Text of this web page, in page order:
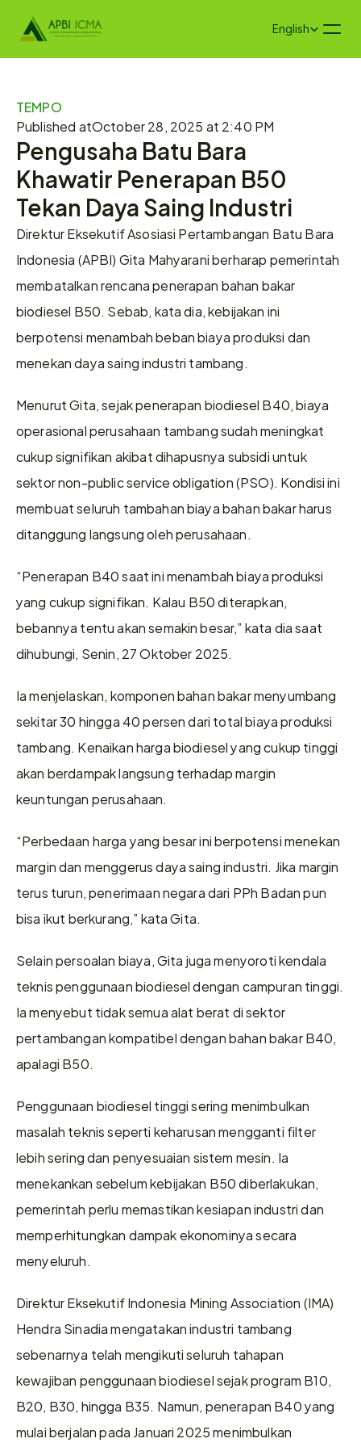
Select Language
English
TEMPO
Published atOctober 28, 2025 at 2:40 PM
Pengusaha Batu Bara
Khawatir Penerapan B50
Tekan Daya Saing Industri
Direktur Eksekutif Asosiasi Pertambangan Batu Bara
Indonesia (APBI) Gita Mahyarani berharap pemerintah
membatalkan rencana penerapan bahan bakar
biodiesel B50. Sebab, kata dia, kebijakan ini
berpotensi menambah beban biaya produksi dan
menekan daya saing industri tambang.
Menurut Gita, sejak penerapan biodiesel B40, biaya
operasional perusahaan tambang sudah meningkat
cukup signifikan akibat dihapusnya subsidi untuk
sektor non-public service obligation (PSO). Kondisi ini
membuat seluruh tambahan biaya bahan bakar harus
ditanggung langsung oleh perusahaan.
“Penerapan B40 saat ini menambah biaya produksi
yang cukup signifikan. Kalau B50 diterapkan,
bebannya tentu akan semakin besar,” kata dia saat
dihubungi, Senin, 27 Oktober 2025.
Ia menjelaskan, komponen bahan bakar menyumbang
sekitar 30 hingga 40 persen dari total biaya produksi
tambang. Kenaikan harga biodiesel yang cukup tinggi
akan berdampak langsung terhadap margin
keuntungan perusahaan.
“Perbedaan harga yang besar ini berpotensi menekan
margin dan menggerus daya saing industri. Jika margin
terus turun, penerimaan negara dari PPh Badan pun
bisa ikut berkurang,” kata Gita.
Selain persoalan biaya, Gita juga menyoroti kendala
teknis penggunaan biodiesel dengan campuran tinggi.
Ia menyebut tidak semua alat berat di sektor
pertambangan kompatibel dengan bahan bakar B40,
apalagi B50.
Penggunaan biodiesel tinggi sering menimbulkan
masalah teknis seperti keharusan mengganti filter
lebih sering dan penyesuaian sistem mesin. Ia
menekankan sebelum kebijakan B50 diberlakukan,
pemerintah perlu memastikan kesiapan industri dan
memperhitungkan dampak ekonominya secara
menyeluruh.
Direktur Eksekutif Indonesia Mining Association (IMA)
Hendra Sinadia mengatakan industri tambang
sebenarnya telah mengikuti seluruh tahapan
kewajiban penggunaan biodiesel sejak program B10,
B20, B30, hingga B35. Namun, penerapan B40 yang
mulai berjalan pada Januari 2025 menimbulkan